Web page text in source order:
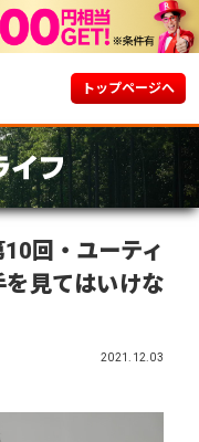
トップページへ
回・ユーティ
を見てはいけな
2021.12.03